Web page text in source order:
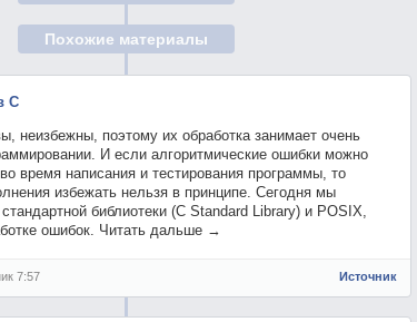
Похожие материалы
C
неизбежны, поэтому их обработка занимает очень
И если алгоритмические ошибки можно
время написания и тестирования программы, то
избежать нельзя в принципе. Сегодня мы
библиотеки (C Standard Library) и POSIX,
ошибок. Читать дальше →
7:57 Источник